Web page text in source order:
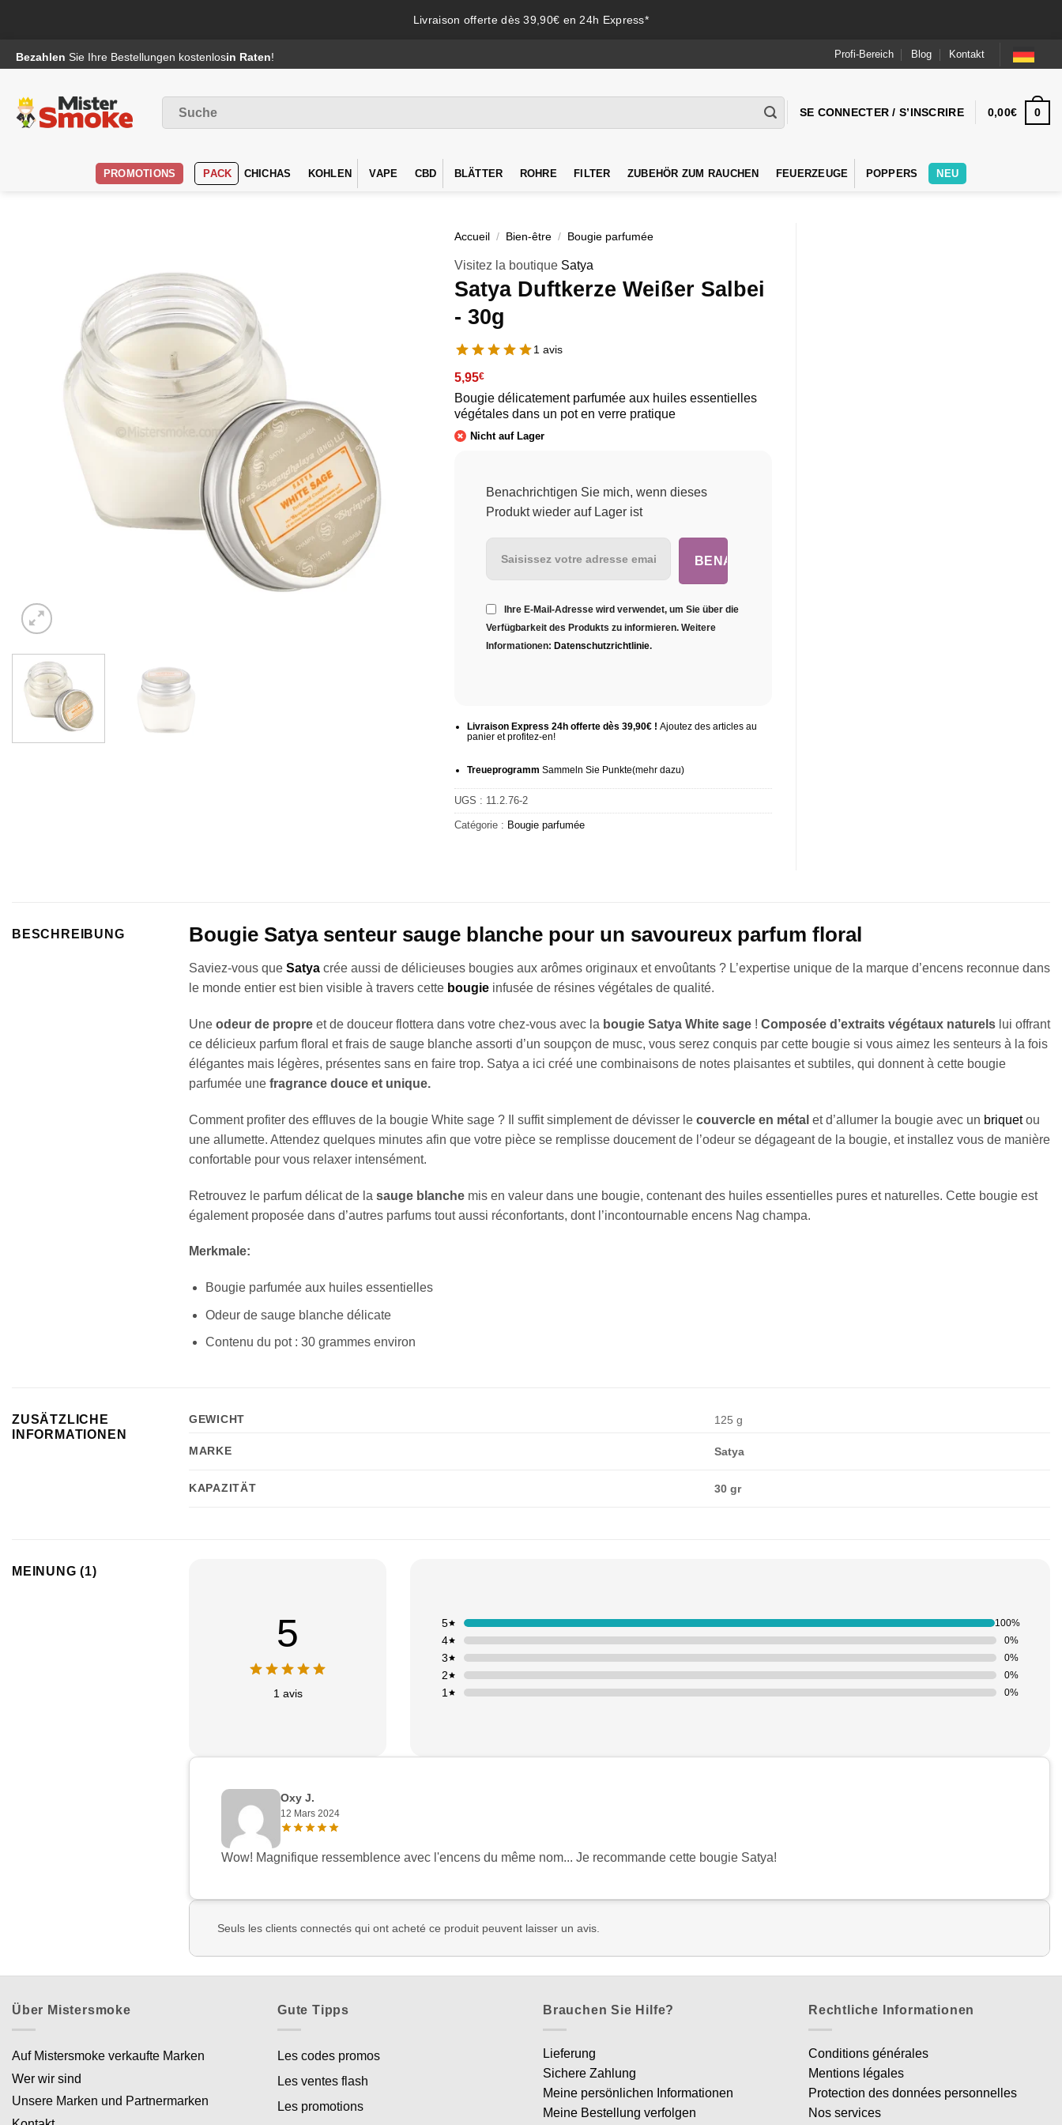
Livraison offerte dès 39,90€ en 24h Express*
au
Bezahlen Sie Ihre Bestellungen kostenlosin Raten! Profi-Bereich Blog Kontakt
nach
SE CONNECTER / S’INSCRIRE 0,00€ 0
PROMOTIONS PACK CHICHAS KOHLEN VAPE CBD BLÄTTER ROHRE FILTER ZUBEHÖR ZUM RAUCHEN FEUERZEUGE POPPERS NEU
Accueil / Bien-être / Bougie parfumée
Visitez la boutique Satya
Satya Duftkerze Weißer Salbei
- 30g
1 avis
5,95€
Bougie délicatement parfumée aux huiles essentielles
végétales dans un pot en verre pratique
Nicht auf Lager
Benachrichtigen Sie mich, wenn dieses
Produkt wieder auf Lager ist
Ihre E-Mail-Adresse wird verwendet, um Sie über die
Verfügbarkeit des Produkts zu informieren. Weitere
Informationen: Datenschutzrichtlinie.
Livraison Express 24h offerte dès 39,90€ ! Ajoutez des articles au
panier et profitez-en!
Treueprogramm Sammeln Sie Punkte(mehrdazu)
UGS : 11.2.76-2
Catégorie : Bougie parfumée
BESCHREIBUNG Bougie Satya senteur sauge blanche pour un savoureux parfum floral
Saviez-vous que Satya crée aussi de délicieuses bougies aux arômes originaux et envoûtants ? L’expertise unique de la marque d’encens reconnue dans
le monde entier est bien visible à travers cette bougie infusée de résines végétales de qualité.
Une odeur de propre et de douceur flottera dans votre chez-vous avec la bougie Satya White sage ! Composée d’extraits végétaux naturels lui offrant
ce délicieux parfum floral et frais de sauge blanche assorti d’un soupçon de musc, vous serez conquis par cette bougie si vous aimez les senteurs à la fois
élégantes mais légères, présentes sans en faire trop. Satya a ici créé une combinaisons de notes plaisantes et subtiles, qui donnent à cette bougie
parfumée une fragrance douce et unique.
Comment profiter des effluves de la bougie White sage ? Il suffit simplement de dévisser le couvercle en métal et d’allumer la bougie avec un briquetou
une allumette. Attendez quelques minutes afin que votre pièce se remplisse doucement de l’odeur se dégageant de la bougie, et installez vous de manière
confortable pour vous relaxer intensément.
Retrouvez le parfum délicat de la sauge blanche mis en valeur dans une bougie, contenant des huiles essentielles pures et naturelles. Cette bougie est
également proposée dans d’autres parfums tout aussi réconfortants, dont l’incontournable encens Nag champa.
Merkmale:
Bougie parfumée aux huiles essentielles
Odeur de sauge blanche délicate
Contenu du pot : 30 grammes environ
ZUSÄTZLICHE
INFORMATIONEN
GEWICHT 125 g
MARKE Satya
KAPAZITÄT 30 gr
MEINUNG (1)
5
1 avis 1 0%
2 0%
3 0%
4 0%
5 100%
Oxy J.
12 Mars 2024
Wow! Magnifique ressemblence avec l'encens du même nom... Je recommande cette bougie Satya!
Seuls les clients connectés qui ont acheté ce produit peuvent laisser un avis.
Über Mistersmoke
Auf Mistersmoke verkaufte Marken
Wer wir sind
Unsere Marken und Partnermarken
Gute Tipps
Les codes promos
Les ventes flash
Les promotions
Brauchen Sie Hilfe?
Lieferung
Sichere Zahlung
Meine persönlichen Informationen
Meine Bestellung verfolgen
Rechtliche Informationen
Conditions générales
Mentions légales
Protection des données personnelles
Nos services